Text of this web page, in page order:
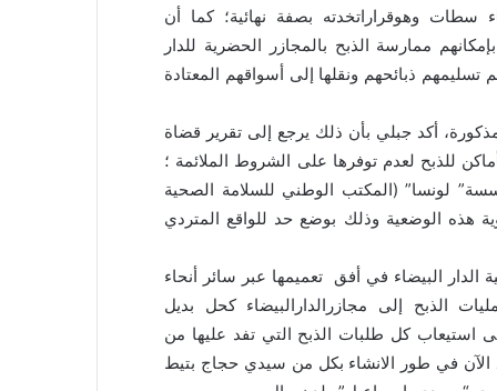
سطات وهوقراراتخدته بصفة نهائية؛ كما أن
ممارسة الذبح بالمجازر الحضرية للدار
ذبائحهم ونقلها إلى أسواقهم المعتادة
أكد جبلي بأن ذلك يرجع إلى تقرير قضاة
للذبح لعدم توفرها على الشروط الملائمة ؛
لونسا” (المكتب الوطني للسلامة الصحية
هذه الوضعية وذلك بوضع حد للواقع المتردي
البيضاء في أفق تعميمها عبر سائر أنحاء
الذبح إلى مجازرالدارالبيضاء كحل بديل
استيعاب كل طلبات الذبح التي تفد عليها من
الآن في طور الانشاء بكل من سيدي حجاج بتيط